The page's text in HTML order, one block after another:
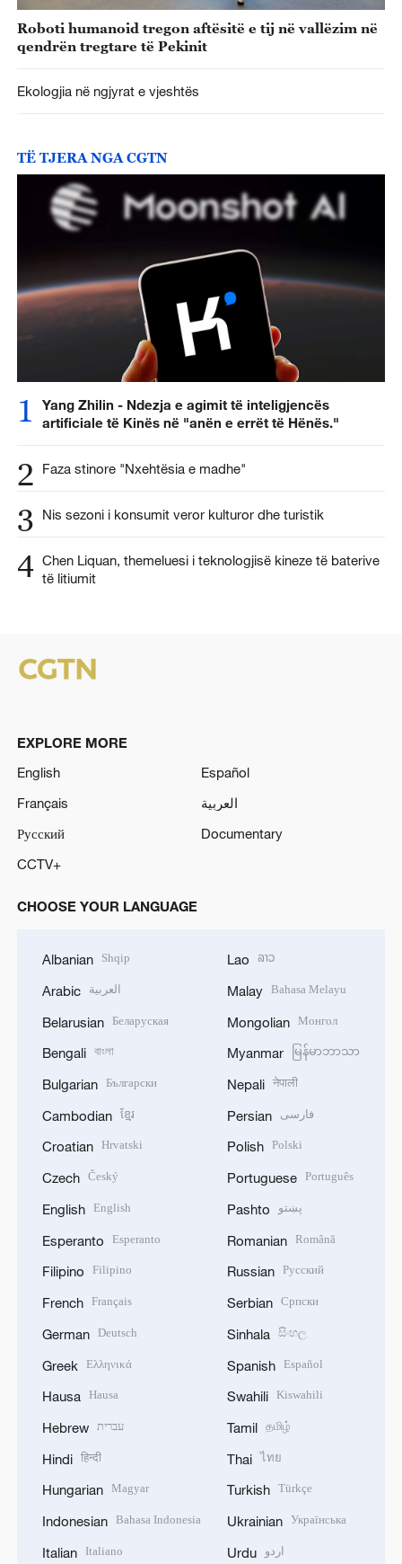
Roboti humanoid tregon aftësitë e tij në vallëzim në
qendrën tregtare të Pekinit
Ekologjia në ngjyrat e vjeshtës
TË TJERA NGA CGTN
1
Yang Zhilin - Ndezja e agimit të inteligjencës
artificiale të Kinës në "anën e errët të Hënës."
2 Faza stinore "Nxehtësia e madhe"
3 Nis sezoni i konsumit veror kulturor dhe turistik
4 Chen Liquan, themeluesi i teknologjisë kineze të baterive
të litiumit
EXPLORE MORE
English
Español
Français
العربية
Русский
Documentary
CCTV+
CHOOSE YOUR LANGUAGE
Albanian Shqip
Arabic العربية
Belarusian Беларуская
Bengali বাংলা
Bulgarian Български
Cambodian ខ្មែរ
Croatian Hrvatski
Czech Český
English English
Esperanto Esperanto
Filipino Filipino
French Français
German Deutsch
Greek Ελληνικά
Hausa Hausa
Hebrew עברית
Hindi हिन्दी
Hungarian Magyar
Indonesian Bahasa Indonesia
Italian Italiano
Lao ລາວ
Malay Bahasa Melayu
Mongolian Монгол
Myanmar မြန်မာဘာသာ
Nepali नेपाली
Persian فارسی
Polish Polski
Portuguese Português
Pashto پښتو
Romanian Română
Russian Русский
Serbian Српски
Sinhala සිංහල
Spanish Español
Swahili Kiswahili
Tamil தமிழ்
Thai ไทย
Turkish Türkçe
Ukrainian Українська
Urdu اردو